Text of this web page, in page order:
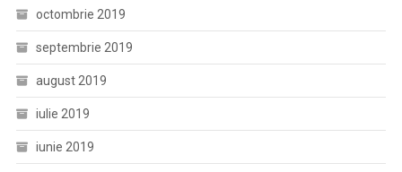
octombrie 2019
septembrie 2019
august 2019
iulie 2019
iunie 2019